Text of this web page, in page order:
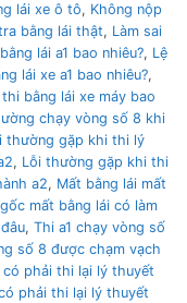
lái xe ô tô, Không nộp
bằng lái thật, Làm sai
lái a1 bao nhiêu?, Lệ
lái xe a1 bao nhiêu?,
bằng lái xe máy bao
chạy vòng số 8 khi
thường gặp khi thi lý
, Lỗi thường gặp khi thi
a2, Mất bằng lái mất
mất bằng lái có làm
, Thi a1 chạy vòng số
số 8 được chạm vạch
phải thi lại lý thuyết
phải thi lại lý thuyết